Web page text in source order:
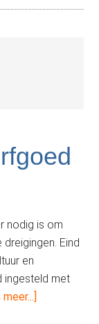
nodig is om
Eind
en
ingesteld met